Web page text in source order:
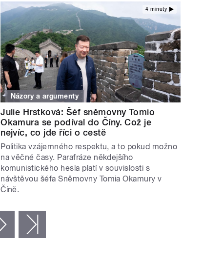
4 minuty
Názory a argumenty
Julie Hrstková: Šéf sněmovny Tomio
Okamura se podíval do Číny. Což je
nejvíc, co jde říci o cestě
Politika vzájemného respektu, a to pokud možno
na věčné časy. Parafráze někdejšího
komunistického hesla platí v souvislosti s
návštěvou šéfa Sněmovny Tomia Okamury v
Číně.
následující ›